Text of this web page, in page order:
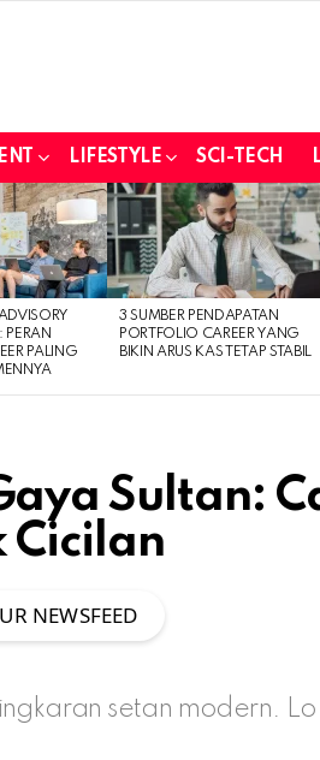
LIFESTYLE SCI-TECH
PERAN
PALING
3 SUMBER PENDAPATAN
PORTFOLIO CAREER YANG
BIKIN ARUS KAS TETAP STABIL
Sultan:
Cicilan
NEWSFEED
setan modern.